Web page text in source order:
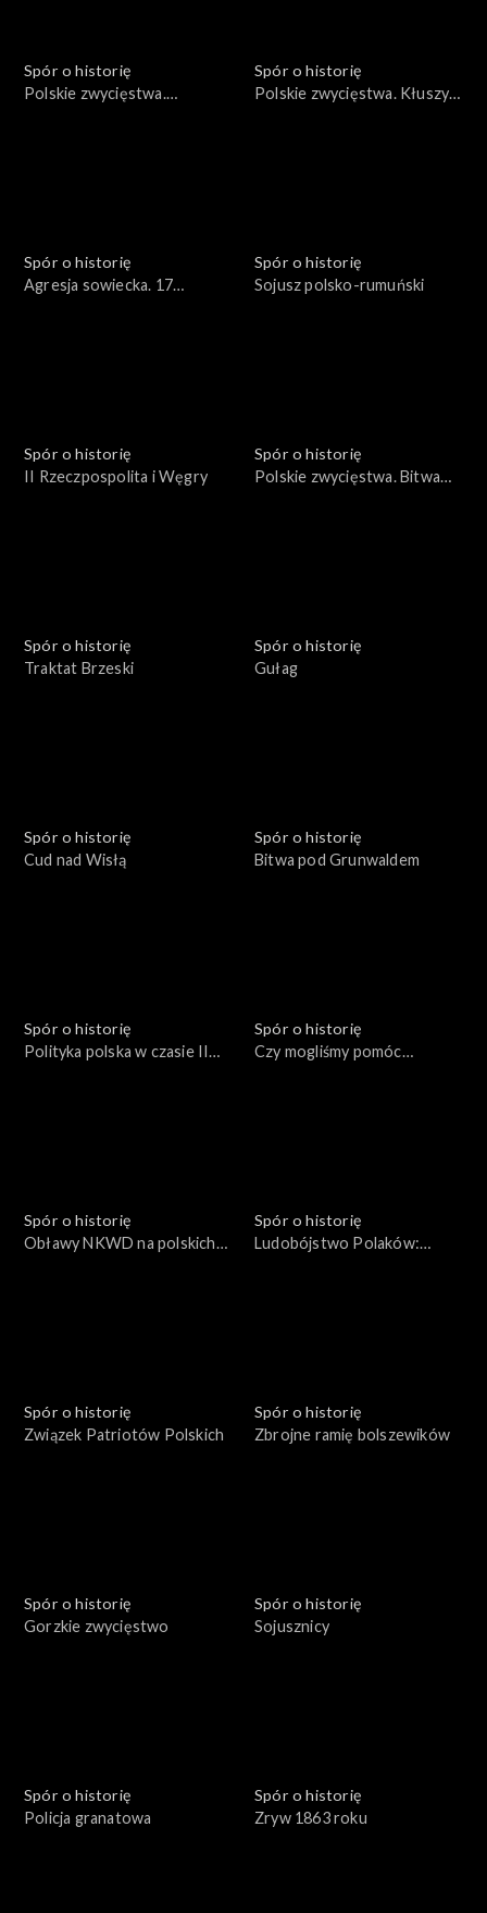
Spór o historię
Polskie zwycięstwa.
Spór o historię
Polskie zwycięstwa. Kłuszyn
Spór o historię
Agresja sowiecka. 17
Spór o historię
Sojusz polsko-rumuński
Spór o historię
II Rzeczpospolita i Węgry
Spór o historię
Polskie zwycięstwa. Bitwa
Spór o historię
Traktat Brzeski
Spór o historię
Gułag
Spór o historię
Cud nad Wisłą
Spór o historię
Bitwa pod Grunwaldem
Spór o historię
Polityka polska w czasie II
Spór o historię
Czy mogliśmy pomóc
Spór o historię
Obławy NKWD na polskich
Spór o historię
Ludobójstwo Polaków:
Spór o historię
Związek Patriotów Polskich
Spór o historię
Zbrojne ramię bolszewików
Spór o historię
Gorzkie zwycięstwo
Spór o historię
Sojusznicy
Spór o historię
Policja granatowa
Spór o historię
Zryw 1863 roku